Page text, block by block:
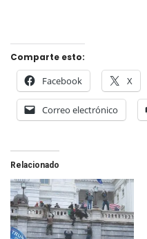
Comparte esto:
Facebook X
Correo electrónico
Relacionado